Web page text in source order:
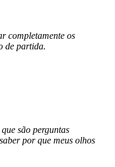
completamente os
de partida.
são perguntas
por que meus olhos